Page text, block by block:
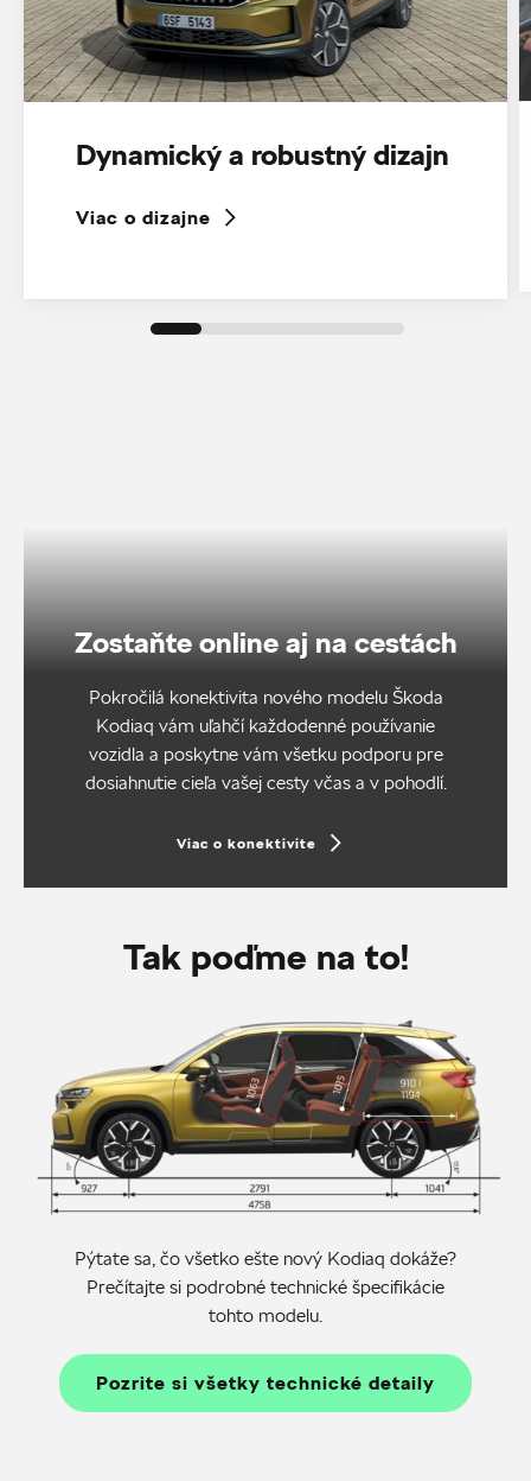
Dynamický a robustný dizajn
Viac o dizajne
Zostaňte online aj na cestách
Pokročilá konektivita nového modelu Škoda
Kodiaq vám uľahčí každodenné používanie
vozidla a poskytne vám všetku podporu pre
dosiahnutie cieľa vašej cesty včas a v pohodlí.
Viac o konektivite
Tak poďme na to!
Pýtate sa, čo všetko ešte nový Kodiaq dokáže?
Prečítajte si podrobné technické špecifikácie
tohto modelu.
Pozrite si všetky technické detaily